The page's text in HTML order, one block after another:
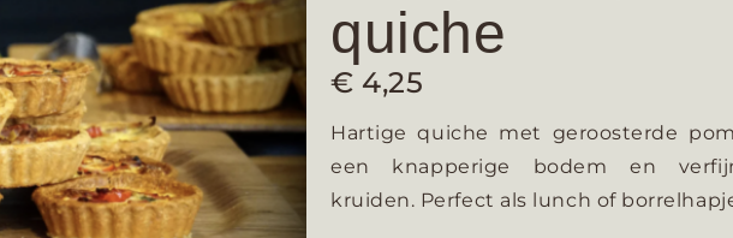
quiche
€ 4,25
Hartige quiche met geroosterde
een knapperige bodem en
kruiden. Perfect als lunch of